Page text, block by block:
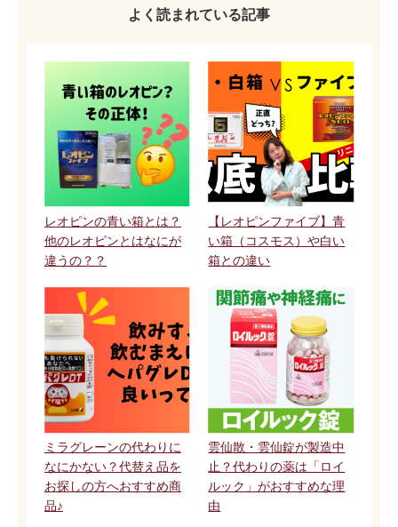
よく読まれている記事
レオピンの青い箱とは？
他のレオピンとはなにが
違うの？？
【レオピンファイブ】青
い箱（コスモス）や白い
箱との違い
ミラグレーンの代わりに
なにかない？代替え品を
お探しの方へおすすめ商
品♪
雲仙散・雲仙錠が製造中
止？代わりの薬は「ロイ
ルック」がおすすめな理
由